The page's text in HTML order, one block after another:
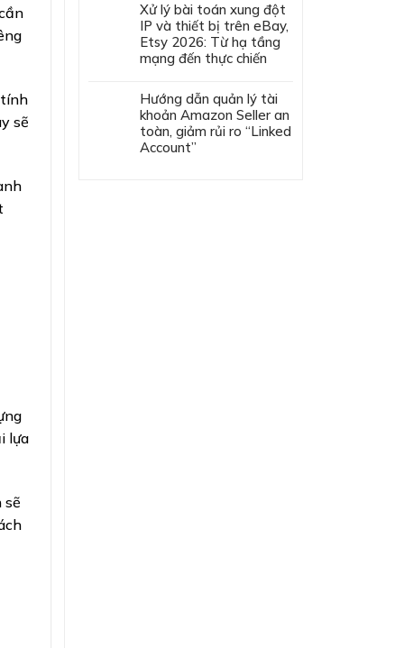
tính
sẽ
lựa
sẽ
Xử lý bài toán xung đột
IP và thiết bị trên eBay,
Etsy 2026: Từ hạ tầng
mạng đến thực chiến
Hướng dẫn quản lý tài
khoản Amazon Seller an
toàn, giảm rủi ro “Linked
Account”